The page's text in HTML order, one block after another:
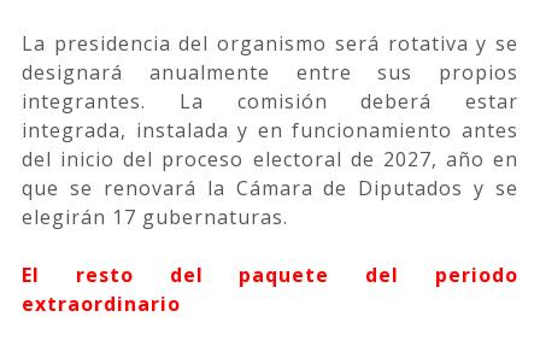
La presidencia del organismo será rotativa y se
designará anualmente entre sus propios
integrantes. La comisión deberá estar
integrada, instalada y en funcionamiento antes
del inicio del proceso electoral de 2027, año en
que se renovará la Cámara de Diputados y se
elegirán 17 gubernaturas.
El resto del paquete del periodo
extraordinario